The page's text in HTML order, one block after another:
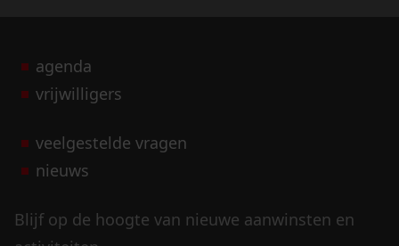
agenda
vrijwilligers
veelgestelde vragen
nieuws
Blijf op de hoogte van nieuwe aanwinsten en